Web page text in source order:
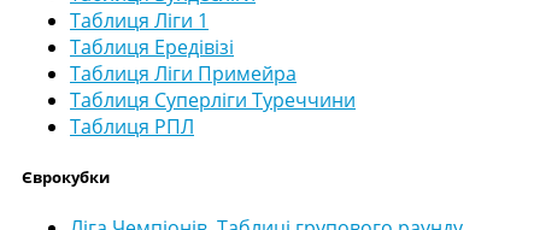
Таблиця Ліги 1
Таблиця Ередівізі
Таблиця Ліги Примейра
Таблиця Суперліги Туреччини
Таблиця РПЛ
Єврокубки